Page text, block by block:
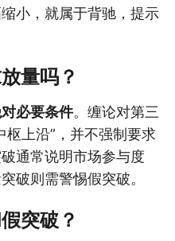
小，就属于背驰，提示
量吗？
必要条件。缠论对第三
枢上沿”，并不强制要求
通常说明市场参与度
破则需警惕假突破。
突破？